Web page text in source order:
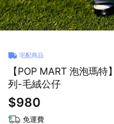
宅配商品
【POP MART 泡泡瑪
列-毛絨公仔
$980
免運費